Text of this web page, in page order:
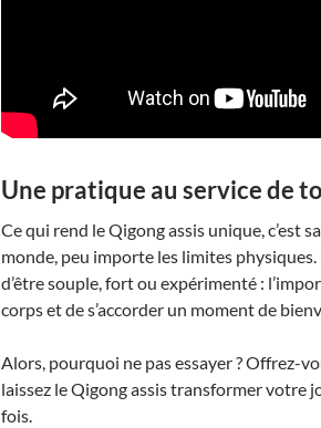
Une pratique au service de
Ce qui rend le Qigong assis unique, c’est
monde, peu importe les limites physiques.
d’être souple, fort ou expérimenté :
corps et de s’accorder un moment de
Alors, pourquoi ne pas essayer ? Offrez-
laissez le Qigong assis transformer votre
fois.